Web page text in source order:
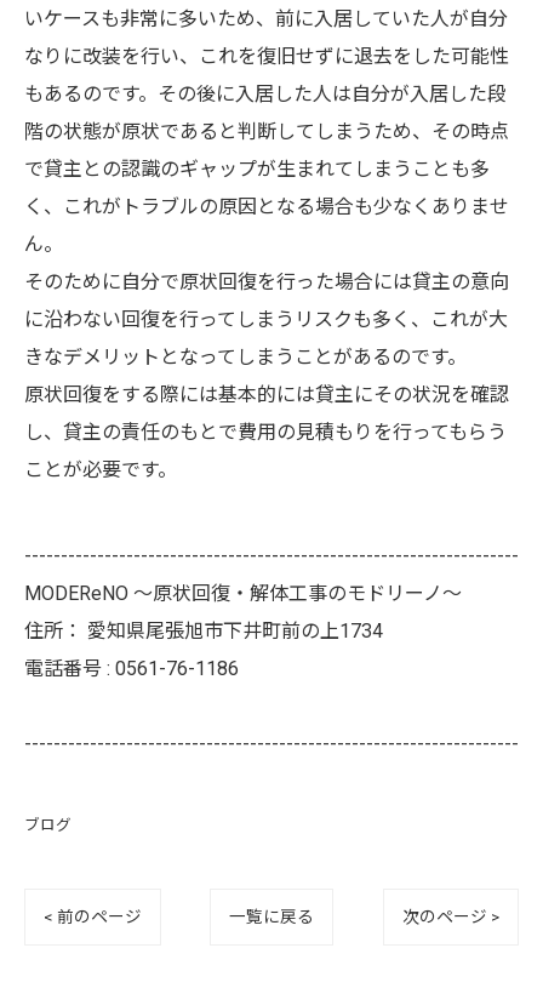
いケースも非常に多いため、前に入居していた人が自分
なりに改装を行い、これを復旧せずに退去をした可能性
もあるのです。その後に入居した人は自分が入居した段
階の状態が原状であると判断してしまうため、その時点
で貸主との認識のギャップが生まれてしまうことも多
く、これがトラブルの原因となる場合も少なくありませ
ん。
そのために自分で原状回復を行った場合には貸主の意向
に沿わない回復を行ってしまうリスクも多く、これが大
きなデメリットとなってしまうことがあるのです。
原状回復をする際には基本的には貸主にその状況を確認
し、貸主の責任のもとで費用の見積もりを行ってもらう
ことが必要です。
--------------------------------------------------------------------
MODEReNO ～原状回復・解体工事のモドリーノ～
住所： 愛知県尾張旭市下井町前の上1734
電話番号 : 0561-76-1186
--------------------------------------------------------------------
ブログ
< 前のページ 一覧に戻る 次のページ >